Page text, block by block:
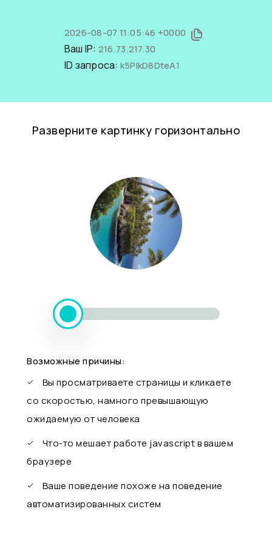
2026-08-07 11:05:46 +0000
Ваш IP: 216.73.217.30
ID запроса: k5PlkD8DteA1
Разверните картинку горизонтально
Возможные причины:
Вы просматриваете страницы и кликаете
со скоростью, намного превышающую
ожидаемую от человека
Что-то мешает работе javascript в вашем
браузере
Ваше поведение похоже на поведение
автоматизированных систем